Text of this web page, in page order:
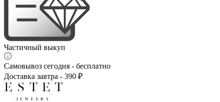
Частичный выкуп
Самовывоз сегодня - бесплатно
Доставка завтра - 390 ₽